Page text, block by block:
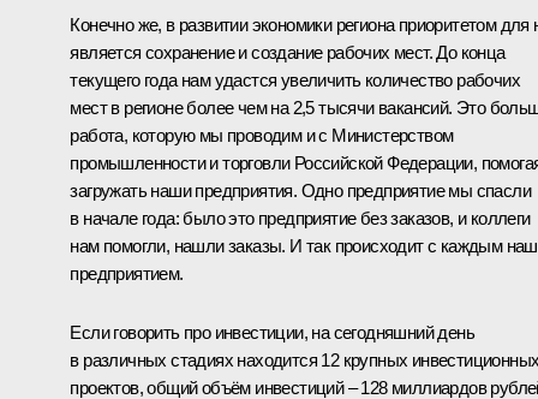
Конечно же, в развитии экономики региона приоритетом для
является сохранение и создание рабочих мест. До конца
текущего года нам удастся увеличить количество рабочих
мест в регионе более чем на 2,5 тысячи вакансий. Это
работа, которую мы проводим и с Министерством
промышленности и торговли Российской Федерации,
загружать наши предприятия. Одно предприятие мы спасли
в начале года: было это предприятие без заказов, и коллеги
нам помогли, нашли заказы. И так происходит с каждым
предприятием.
Если говорить про инвестиции, на сегодняшний день
в различных стадиях находится 12 крупных
проектов, общий объём инвестиций – 128 миллиардов